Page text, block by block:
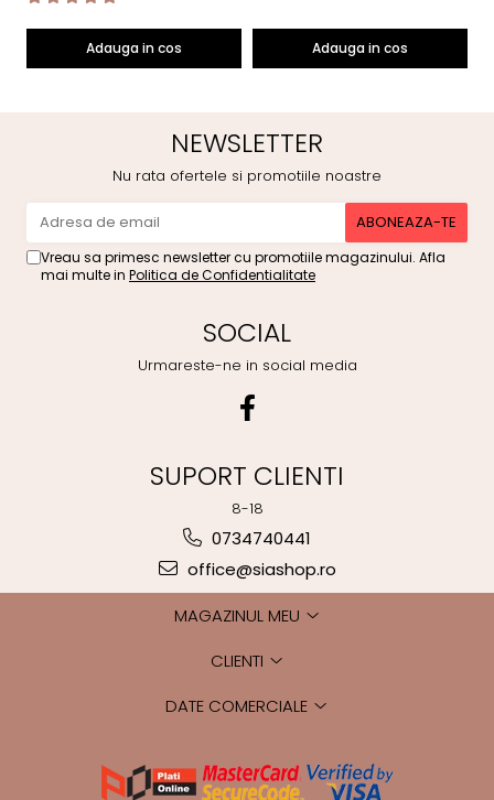
Adauga in cos Adauga in cos
NEWSLETTER
Nu rata ofertele si promotiile noastre
Vreau sa primesc newsletter cu promotiile magazinului. Afla
mai multe in Politica de Confidentialitate
SOCIAL
Urmareste-ne in social media
SUPORT CLIENTI
8-18
0734740441
office@siashop.ro
MAGAZINUL MEU
CLIENTI
DATE COMERCIALE